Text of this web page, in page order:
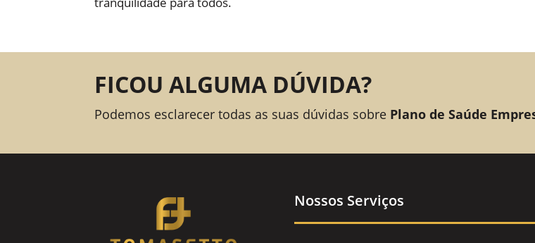
FICOU ALGUMA DÚVIDA?
Podemos esclarecer todas as suas dúvidas sobre Plano de Saúde
Nossos Serviços